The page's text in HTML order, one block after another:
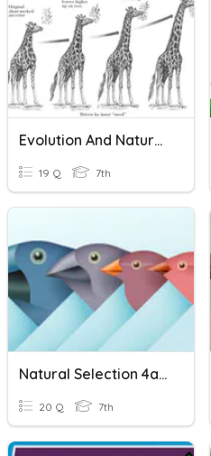
Evolution And Natural Selection
19 Q 7th
Natural Selection 4a Practice
20 Q 7th